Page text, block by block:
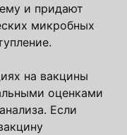
и придают
микробных
на вакцины
оценками
Если